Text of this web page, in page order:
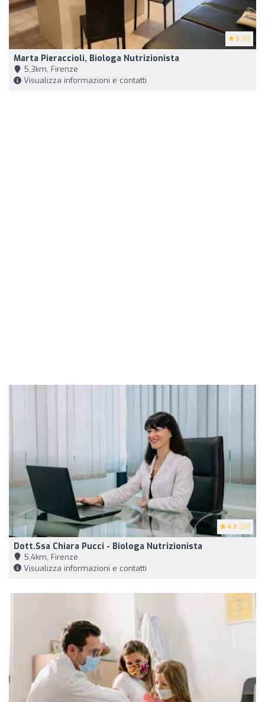
5 (8)
Marta Pieraccioli, Biologa Nutrizionista
5,3km, Firenze
Visualizza informazioni e contatti
4.9 (27)
Dott.ssa Chiara Pucci - Biologa Nutrizionista
5,4km, Firenze
Visualizza informazioni e contatti